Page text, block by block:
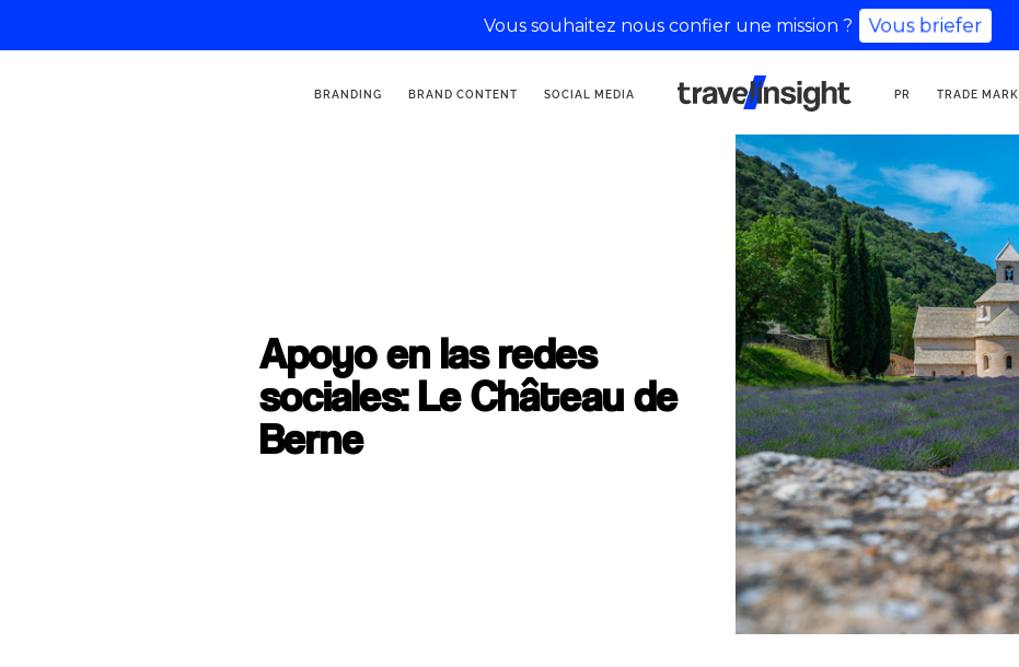
BRANDING BRAND CONTENT SOCIAL MEDIA
AGENCIA DE
COMUNICACIÓN TURÍSTICA
PR TRADE
Apoyo en las redes
sociales: Le Château de
Berne
Vous souhaitez nous confier une mission ? Vous briefer